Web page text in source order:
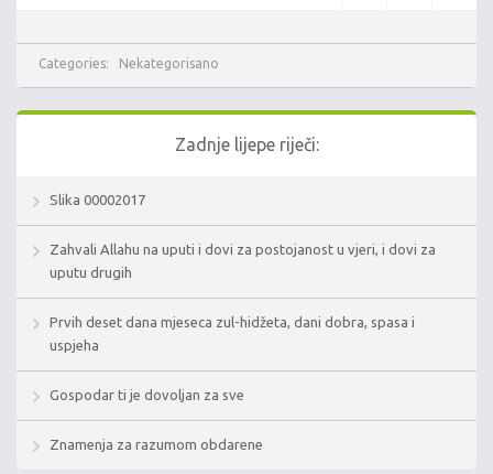
Categories: Nekategorisano
Zadnje lijepe riječi:
Slika 00002017
Zahvali Allahu na uputi i dovi za postojanost u vjeri, i dovi za
uputu drugih
Prvih deset dana mjeseca zul-hidžeta, dani dobra, spasa i
uspjeha
Gospodar ti je dovoljan za sve
Znamenja za razumom obdarene